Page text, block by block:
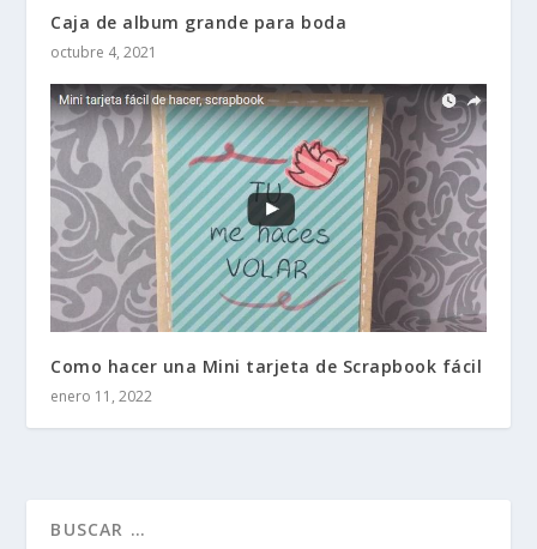
Caja de album grande para boda
octubre 4, 2021
Como hacer una Mini tarjeta de Scrapbook fácil
enero 11, 2022